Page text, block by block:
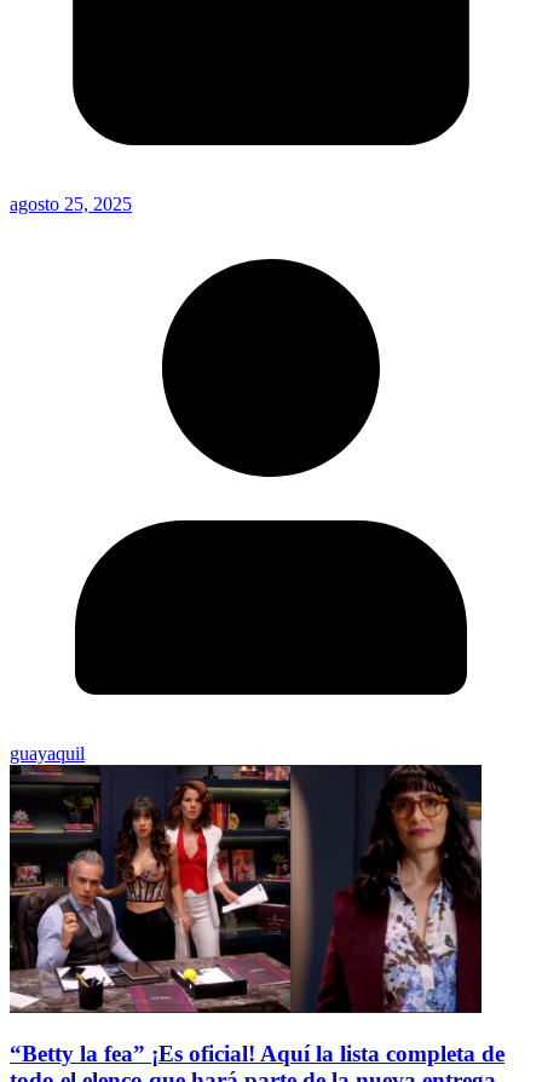
agosto 25, 2025
guayaquil
“Betty la fea” ¡Es oficial! Aquí la lista completa de